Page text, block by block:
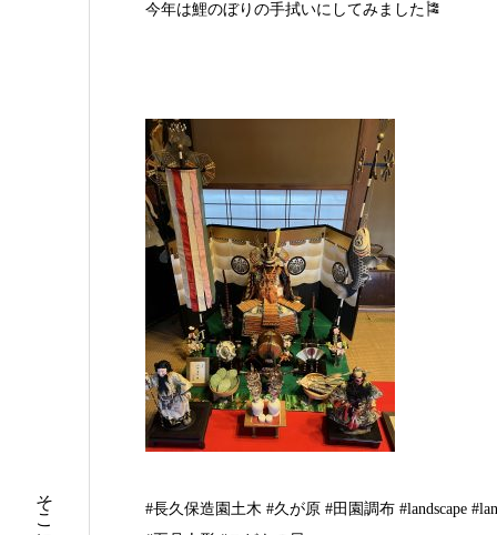
今年は鯉のぼりの手拭いにしてみました🎏
#長久保造園土木 #久が原 #田園調布 #landscape